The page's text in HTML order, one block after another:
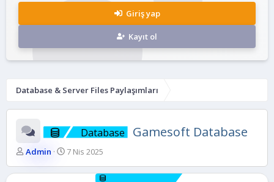
Giriş yap
Kayıt ol
Database & Server Files Paylaşımları
Database Gamesoft Database
K
n
Admin
B
ş
7 Nis 2025